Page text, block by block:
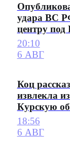
удара ВС
центру под
20:10
6 АВГ
Коц
извлекла
Курскую
18:56
6 АВГ